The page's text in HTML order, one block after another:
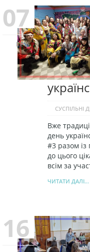
07
ГРУ
СУСПІЛЬНІ
Вже
день
#3 разом із
до цього
всім за
ЧИТАТИ ДАЛІ...
16